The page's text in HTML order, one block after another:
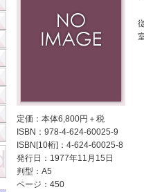
定価：本体6,800円＋税
ISBN：978-4-624-60025-9
ISBN[10桁]：4-624-60025-8
発行日：1977年11月15日
判型：A5
ページ：450